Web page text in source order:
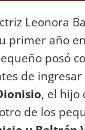
Leonora
primer año
posó
de ingresar
, el hijo
de los